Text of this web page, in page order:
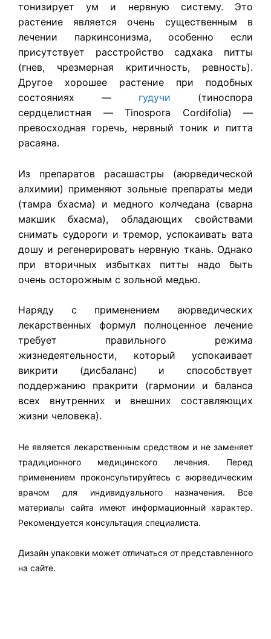
тонизирует ум и нервную систему. Это
растение является очень существенным в
лечении паркинсонизма, особенно если
присутствует расстройство садхака питты
(гнев, чрезмерная критичность, ревность).
Другое хорошее растение при подобных
состояниях — гудучи (тиноспора
сердцелистная — Tinospora Cordifolia) —
превосходная горечь, нервный тоник и питта
расаяна.
Из препаратов расашастры (аюрведической
алхимии) применяют зольные препараты меди
(тамра бхасма) и медного колчедана (сварна
макшик бхасма), обладающих свойствами
снимать судороги и тремор, успокаивать вата
дошу и регенерировать нервную ткань. Однако
при вторичных избытках питты надо быть
очень осторожным с зольной медью.
Наряду с применением аюрведических
лекарственных формул полноценное лечение
требует правильного режима
жизнедеятельности, который успокаивает
викрити (дисбаланс) и способствует
поддержанию пракрити (гармонии и баланса
всех внутренних и внешних составляющих
жизни человека).
Не является лекарственным средством и не заменяет
традиционного медицинского лечения. Перед
применением проконсультируйтесь с аюрведическим
врачом для индивидуального назначения. Все
материалы сайта имеют информационный характер.
Рекомендуется консультация специалиста.
Дизайн упаковки может отличаться от представленного
на сайте.